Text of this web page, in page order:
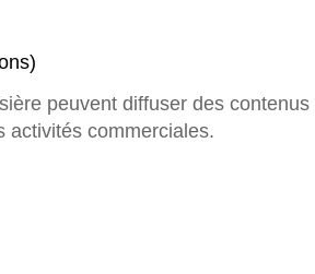
peuvent diffuser des
activités commerciales.